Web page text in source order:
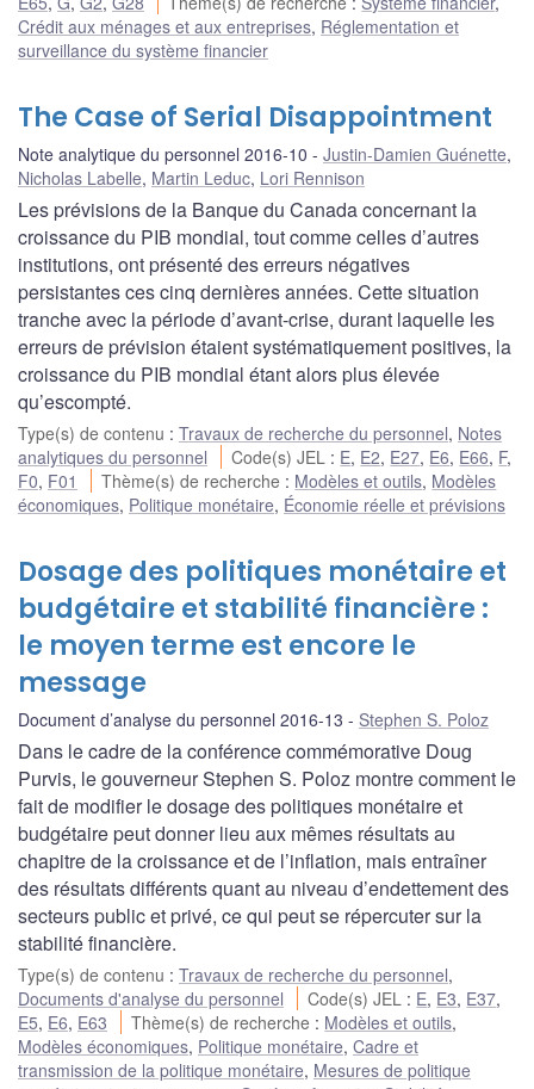
Crédit aux ménages et aux entreprises, Réglementation et
surveillance du système financier
The Case of Serial Disappointment
Note analytique du personnel 2016-10 Justin-Damien Guénette,
Nicholas Labelle, Martin Leduc, Lori Rennison
Les prévisions de la Banque du Canada concernant la
croissance du PIB mondial, tout comme celles d’autres
institutions, ont présenté des erreurs négatives
persistantes ces cinq dernières années. Cette situation
tranche avec la période d’avant-crise, durant laquelle les
erreurs de prévision étaient systématiquement positives, la
croissance du PIB mondial étant alors plus élevée
qu’escompté.
Type(s) de contenu : Travaux de recherche du personnel, Notes
analytiques du personnel
Code(s) JEL : E, E2, E27, E6, E66, F,
F0, F01 Thème(s) de recherche : Modèles et outils, Modèles
économiques, Politique monétaire, Économie réelle et prévisions
Dosage des politiques monétaire et
budgétaire et stabilité financière :
le moyen terme est encore le
message
Document d’analyse du personnel 2016-13 Stephen S. Poloz
Dans le cadre de la conférence commémorative Doug
Purvis, le gouverneur Stephen S. Poloz montre comment le
fait de modifier le dosage des politiques monétaire et
budgétaire peut donner lieu aux mêmes résultats au
chapitre de la croissance et de l’inflation, mais entraîner
des résultats différents quant au niveau d’endettement des
secteurs public et privé, ce qui peut se répercuter sur la
stabilité financière.
Type(s) de contenu : Travaux de recherche du personnel,
Documents d'analyse du personnel
Code(s) JEL : E, E3, E37,
E5, E6, E63 Thème(s) de recherche : Modèles et outils,
Modèles économiques, Politique monétaire, Cadre et
transmission de la politique monétaire, Mesures de politique